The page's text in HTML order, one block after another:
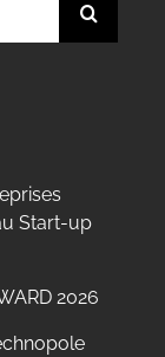
Start-up
2026